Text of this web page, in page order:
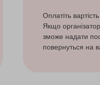
Оплатіть
Якщо
зможе надати
повернуться на